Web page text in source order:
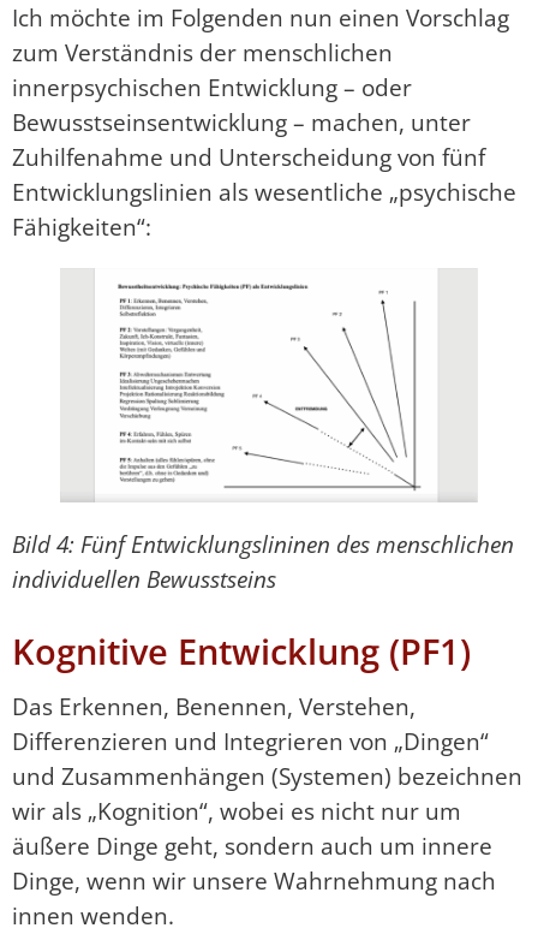
Ich möchte im Folgenden nun einen Vorschlag
zum Verständnis der menschlichen
innerpsychischen Entwicklung – oder
Bewusstseinsentwicklung – machen, unter
Zuhilfenahme und Unterscheidung von fünf
Entwicklungslinien als wesentliche „psychische
Fähigkeiten“:
Bild 4: Fünf Entwicklungslininen des menschlichen
individuellen Bewusstseins
Kognitive Entwicklung (PF1)
Das Erkennen, Benennen, Verstehen,
Differenzieren und Integrieren von „Dingen“
und Zusammenhängen (Systemen) bezeichnen
wir als „Kognition“, wobei es nicht nur um
äußere Dinge geht, sondern auch um innere
Dinge, wenn wir unsere Wahrnehmung nach
innen wenden.